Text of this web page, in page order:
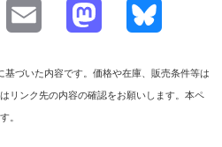
づいた内容です。価格や在庫、販売条件等は
リンク先の内容の確認をお願いします。本ペ
。